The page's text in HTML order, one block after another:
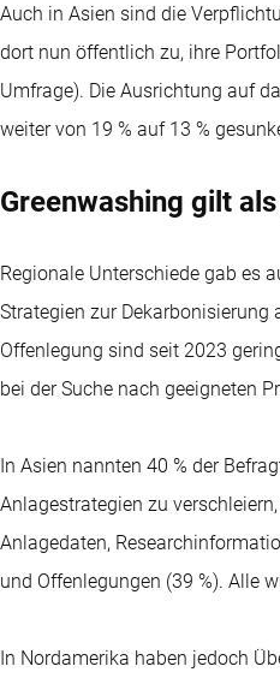
Auch in Asien sind die
dort nun öffentlich zu, ihre
Umfrage). Die Ausrichtung auf
weiter von 19 % auf 13 %
Greenwashing gilt
Regionale Unterschiede gab es
Strategien zur Dekarbonisierung
Offenlegung sind seit 2023
bei der Suche nach geeigneten
In Asien nannten 40 % der
Anlagestrategien zu
Anlagedaten,
und Offenlegungen (39 %). Alle
In Nordamerika haben jedoch